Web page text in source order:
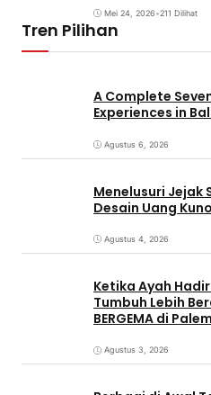
Mei 24, 2026•211 Dilihat
Tren Pilihan
A Complete
Experiences in
Agustus 6, 2026
Menelusuri Jejak
Desain Uang
Agustus 4, 2026
Ketika Ayah
Tumbuh Lebih
BERGEMA di
Agustus 3, 2026